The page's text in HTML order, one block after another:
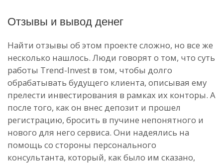
Отзывы и вывод денег
Найти отзывы об этом проекте сложно, но все же
несколько нашлось. Люди говорят о том, что суть
работы Trend-Invest в том, чтобы долго
обрабатывать будущего клиента, описывая ему
прелести инвестирования в рамках их конторы. А
после того, как он внес депозит и прошел
регистрацию, бросить в пучине непонятного и
нового для него сервиса. Они надеялись на
помощь со стороны персонального
консультанта, который, как было им сказано,